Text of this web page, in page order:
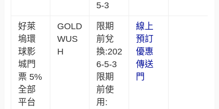
5-3
好萊
塢環
球影
城門
票 5%
全部
平台
GOLD
WUS
H
限期
前兌
換:202
6-5-3
限期
前使
用:
線上
預訂
優惠
傳送
門